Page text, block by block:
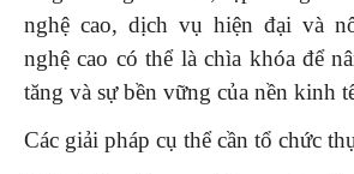
nghệ cao, dịch vụ hiện đại và
nghệ cao có thể là chìa khóa để
tăng và sự bền vững của nền kinh
Các giải pháp cụ thể cần tổ chức